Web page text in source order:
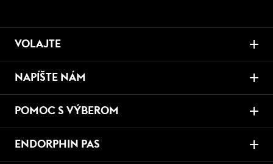
VOLAJTE
NAPÍŠTE NÁM
POMOC S VÝBEROM
ENDORPHIN PAS